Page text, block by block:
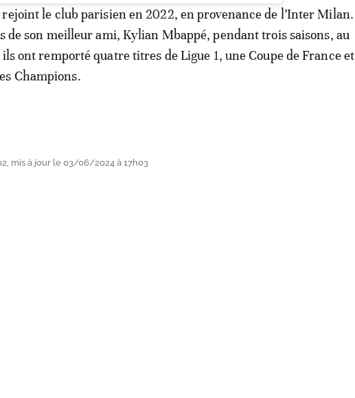
le club parisien en 2022, en provenance de l’Inter Milan.
de son meilleur ami, Kylian Mbappé, pendant trois saisons, au
ont remporté quatre titres de Ligue 1, une Coupe de France et
Champions.
mis à jour le 03/06/2024 à 17h03